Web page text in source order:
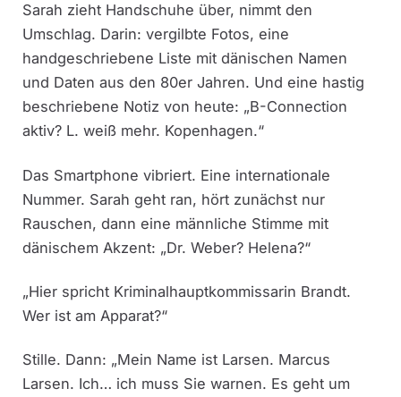
Sarah zieht Handschuhe über, nimmt den
Umschlag. Darin: vergilbte Fotos, eine
handgeschriebene Liste mit dänischen Namen
und Daten aus den 80er Jahren. Und eine hastig
beschriebene Notiz von heute: „B-Connection
aktiv? L. weiß mehr. Kopenhagen.“
Das Smartphone vibriert. Eine internationale
Nummer. Sarah geht ran, hört zunächst nur
Rauschen, dann eine männliche Stimme mit
dänischem Akzent: „Dr. Weber? Helena?“
„Hier spricht Kriminalhauptkommissarin Brandt.
Wer ist am Apparat?“
Stille. Dann: „Mein Name ist Larsen. Marcus
Larsen. Ich… ich muss Sie warnen. Es geht um